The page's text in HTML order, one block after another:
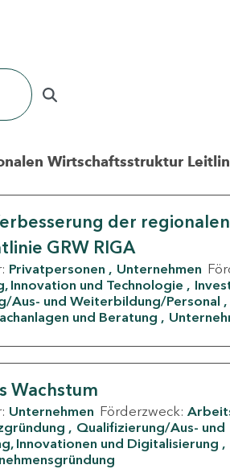
Wirtschaftsstruktur
der regionalen
GRW RIGA
Privatpersonen Unternehmen
Innovation und Technologie
Aus- und Weiterbildung/Personal
und Beratung
Wachstum
Unternehmen Förderzweck:
Qualifizierung/Aus- und
Innovationen und Digitalisierung